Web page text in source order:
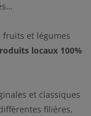
fruits et légumes
locaux 100%
et classiques
filières,